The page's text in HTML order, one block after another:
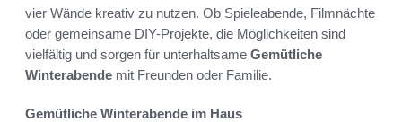
vier Wände kreativ zu nutzen. Ob Spieleabende, Filmnächte
oder gemeinsame DIY-Projekte, die Möglichkeiten sind
vielfältig und sorgen für unterhaltsame Gemütliche
Winterabende mit Freunden oder Familie.
Gemütliche Winterabende im Haus